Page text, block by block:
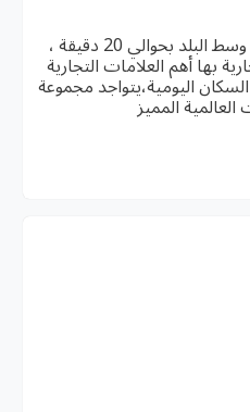
يبعد كمبوند فيفث سكوير عن وسط البلد بحوالي 20 دقيقة ،
بها أهم العلامات التجارية
اليومية،يتواجد مجموعة
المميز